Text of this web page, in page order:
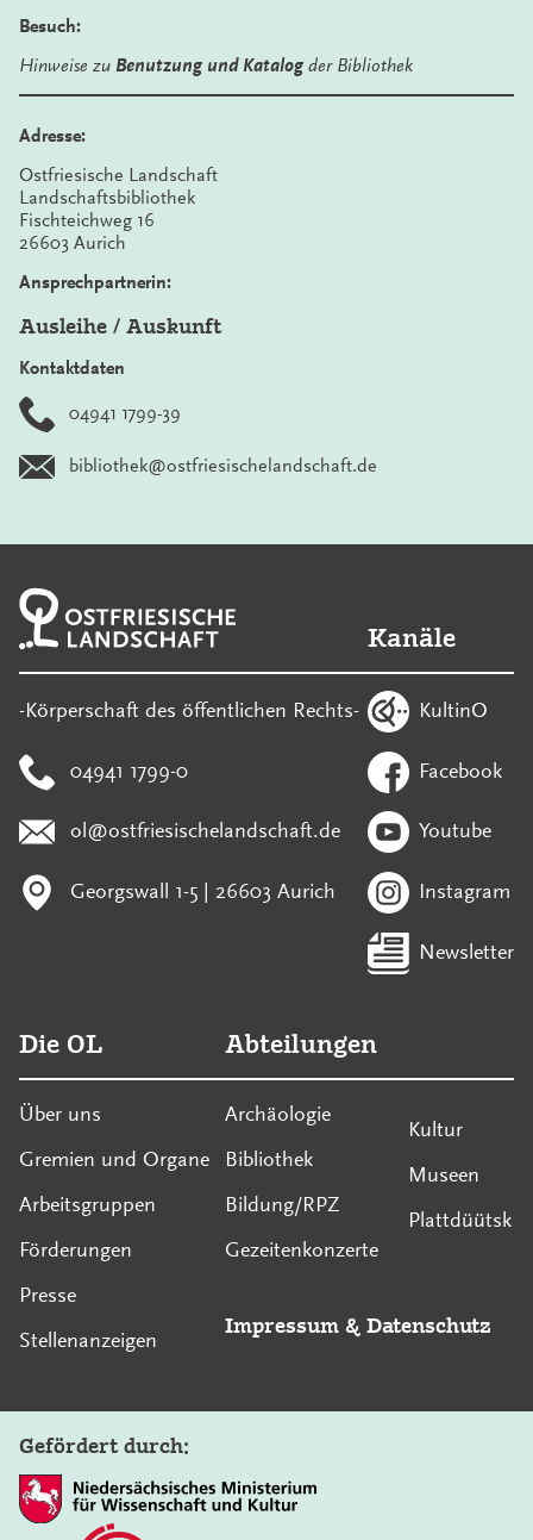
Besuch:
Hinweise zu Benutzung und Katalog der Bibliothek
Adresse:
Ostfriesische Landschaft
Landschaftsbibliothek
Fischteichweg 16
26603 Aurich
Ansprechpartnerin:
Ausleihe / Auskunft
Kontaktdaten
04941 1799-39
bibliothek@ostfriesischelandschaft.de
-Körperschaft des öffentlichen Rechts-
04941 1799-0
ol@ostfriesischelandschaft.de
Georgswall 1-5 | 26603 Aurich
Kanäle
KultinO
Facebook
Youtube
Instagram
Newsletter
Die OL
Über uns
Gremien und Organe
Arbeitsgruppen
Förderungen
Presse
Stellenanzeigen
Abteilungen
Archäologie
Bibliothek
Bildung/RPZ
Gezeitenkonzerte
Kultur
Museen
Plattdüütsk
Impressum & Datenschutz
Gefördert durch: